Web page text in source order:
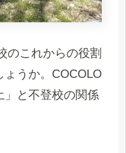
のこれからの役割
ょうか。COCOLO
」と不登校の関係